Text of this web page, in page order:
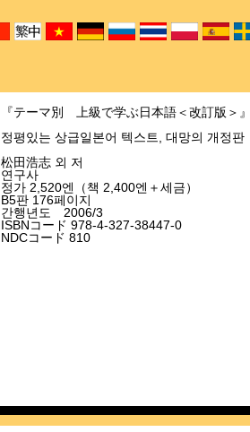
『テーマ別 上級で学ぶ日本語＜改訂版＞』
정평있는 상급일본어 텍스트, 대망의 개정판
松田浩志 외 저
연구사
정가 2,520엔（책 2,400엔＋세금）
B5판 176페이지
간행년도 2006/3
ISBNコード 978-4-327-38447-0
NDCコード 810